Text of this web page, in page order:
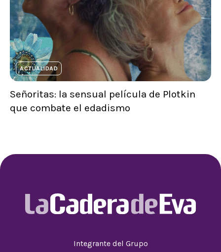
ACTUALIDAD
Señoritas: la sensual película de Plotkin
que combate el edadismo
Integrante del Grupo